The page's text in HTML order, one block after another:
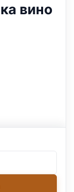
вино